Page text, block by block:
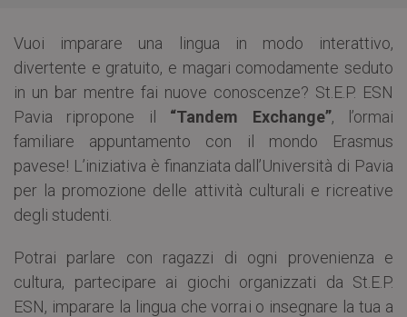
Vuoi imparare una lingua in modo interattivo,
divertente e gratuito, e magari comodamente seduto
in un bar mentre fai nuove conoscenze? St.E.P. ESN
Pavia ripropone il “Tandem Exchange”, l’ormai
familiare appuntamento con il mondo Erasmus
pavese! L’iniziativa è finanziata dall’Università di Pavia
per la promozione delle attività culturali e ricreative
degli studenti.
Potrai parlare con ragazzi di ogni provenienza e
cultura, partecipare ai giochi organizzati da St.E.P.
ESN, imparare la lingua che vorrai o insegnare la tua a